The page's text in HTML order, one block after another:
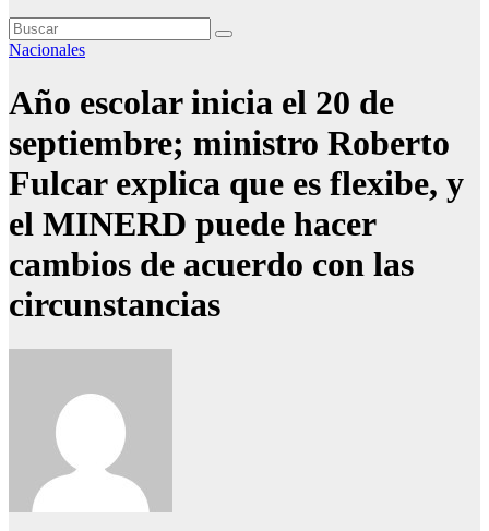
Nacionales
Año escolar inicia el 20 de
septiembre; ministro Roberto
Fulcar explica que es flexibe, y
el MINERD puede hacer
cambios de acuerdo con las
circunstancias